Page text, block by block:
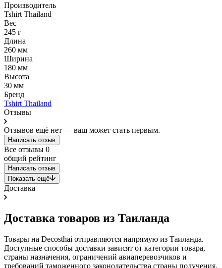
Производитель
Tshirt Thailand
Вес
245 г
Длина
260 мм
Ширина
180 мм
Высота
30 мм
Бренд
Tshirt Thailand
Отзывы
Отзывов ещё нет — ваш может стать первым.
Написать отзыв
Все отзывы 0
общий рейтинг
Написать отзыв
Показать ещё
Доставка
Доставка товаров из Таиланда
Товары на Decosthai отправляются напрямую из Таиланда.
Доступные способы доставки зависят от категории товара,
страны назначения, ограничений авиаперевозчиков и
требований таможенного законодательства страны получения.